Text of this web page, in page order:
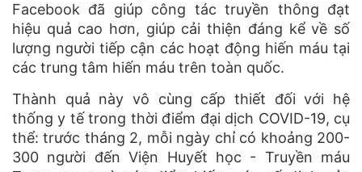
Facebook đã giúp công tác truyền thông đạt
hiệu quả cao hơn, giúp cải thiện đáng kể về số
lượng người tiếp cận các hoạt động hiến máu tại
các trung tâm hiến máu trên toàn quốc.
Thành quả này vô cùng cấp thiết đối với hệ
thống y tế trong thời điểm đại dịch COVID-19, cụ
thể: trước tháng 2, mỗi ngày chỉ có khoảng 200-
300 người đến Viện Huyết học - Truyền máu